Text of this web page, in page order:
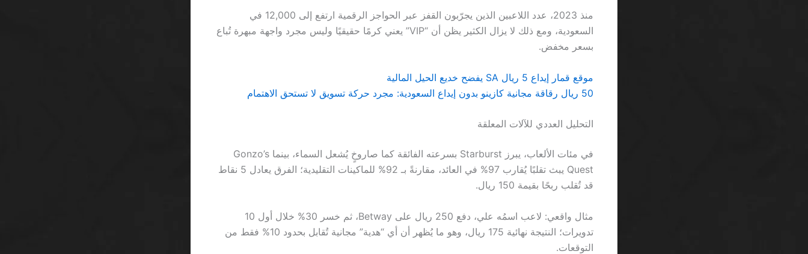
منذ 2023، عدد اللاعبين الذين يجرّبون القفز عبر الحواجز الرقمية ارتفع إلى 12,000 في
السعودية، ومع ذلك لا يزال الكثير يظن أن “VIP” يعني كرمًا حقيقيًا وليس مجرد واجهة مبهرة تُباع
بسعر مخفض.
موقع قمار إيداع 5 ريال SA يفضح خديع الحيل المالية
50 ريال رقاقة مجانية كازينو بدون إيداع السعودية: مجرد حركة تسويق لا تستحق الاهتمام
التحليل العددي للآلات المعلقة
في مئات الألعاب، يبرز Starburst بسرعته الفائقة كما صاروخٍ يُشعل السماء، بينما Gonzo’s
Quest يبث تقلبًا يُقارب 97% في العائد، مقارنةً بـ 92% للماكينات التقليدية؛ الفرق يعادل 5 نقاط
قد تُقلب ربحًا بقيمة 150 ريال.
مثال واقعي: لاعب اسمُه علي، دفع 250 ريال على Betway، ثم خسر 30% خلال أول 10
تدويرات؛ النتيجة نهائية 175 ريال، وهو ما يُظهر أن أي “هدية” مجانية تُقابل بحدود 10% فقط من
التوقعات.